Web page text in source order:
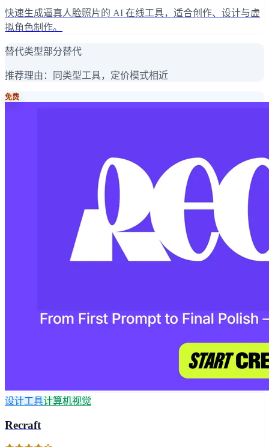
快速生成逼真人脸照片的 AI 在线工具，适合创作、设计与虚
拟角色制作。
替代类型部分替代
推荐理由： 同类型工具，定价模式相近
免费
设计工具计算机视觉
Recraft